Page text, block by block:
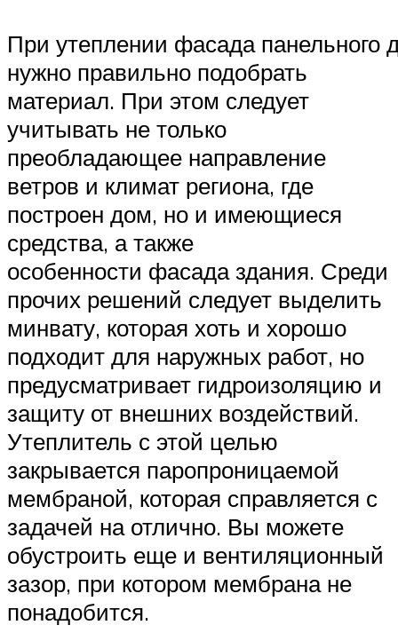
При утеплении фасада панельного
нужно правильно подобрать
материал. При этом следует
учитывать не только
преобладающее направление
ветров и климат региона, где
построен дом, но и имеющиеся
средства, а также
особенности фасада здания. Среди
прочих решений следует выделить
минвату, которая хоть и хорошо
подходит для наружных работ, но
предусматривает гидроизоляцию и
защиту от внешних воздействий.
Утеплитель с этой целью
закрывается паропроницаемой
мембраной, которая справляется с
задачей на отлично. Вы можете
обустроить еще и вентиляционный
зазор, при котором мембрана не
понадобится.